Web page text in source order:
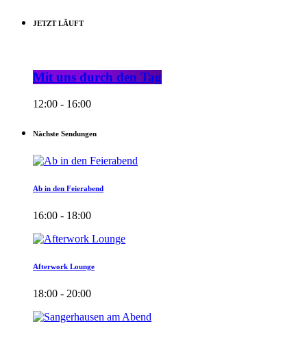
JETZT LÄUFT
Mit uns durch den Tag
12:00 - 16:00
Nächste Sendungen
Ab in den Feierabend
16:00 - 18:00
Afterwork Lounge
18:00 - 20:00